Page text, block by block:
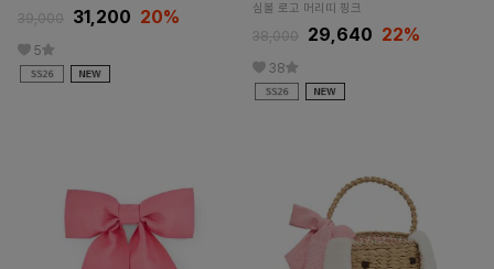
39,000 31,200 20%
5
심볼 로고 머리띠 핑크
38,000 29,640 22%
38